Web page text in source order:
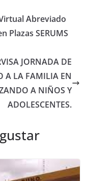
Abreviado
Plazas SERUMS
JORNADA DE
A LA FAMILIA EN
A NIÑOS Y
ADOLESCENTES.